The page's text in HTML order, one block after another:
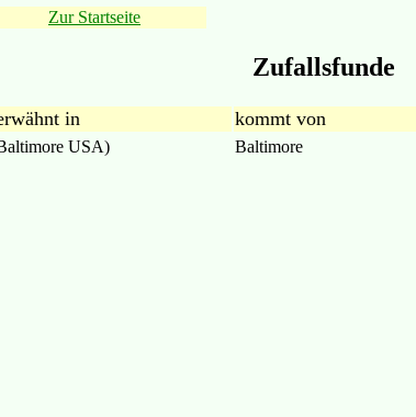
Zur Startseite
Zufallsfunde
in kommt von
USA) Baltimore